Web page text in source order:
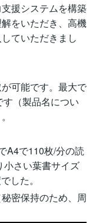
援システムを構築
をいただき、高機
ていただきまし
可能です。最大で
（製品名につい
A4で110枚/分の読
小さい葉書サイズ
した。
密保持のため、周